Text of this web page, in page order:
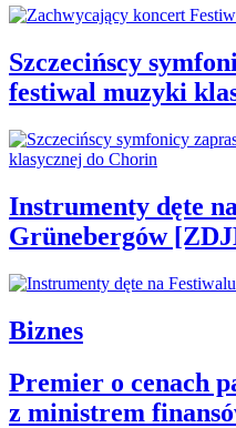
Szczecińscy
festiwal muzyki
Instrumenty dęte
Grünebergów
Biznes
Premier o cenach
z ministrem